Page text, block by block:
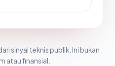
sinyal teknis publik. Ini bukan
atau finansial.